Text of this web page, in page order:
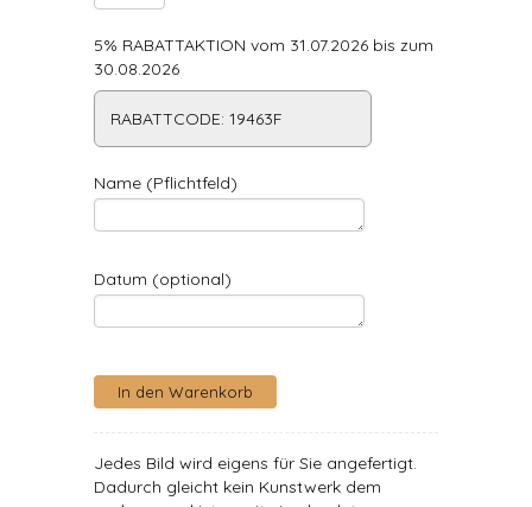
5% RABATTAKTION vom 31.07.2026 bis zum
30.08.2026
RABATTCODE: 19463F
Name (Pflichtfeld)
Datum (optional)
Jedes Bild wird eigens für Sie angefertigt.
Dadurch gleicht kein Kunstwerk dem